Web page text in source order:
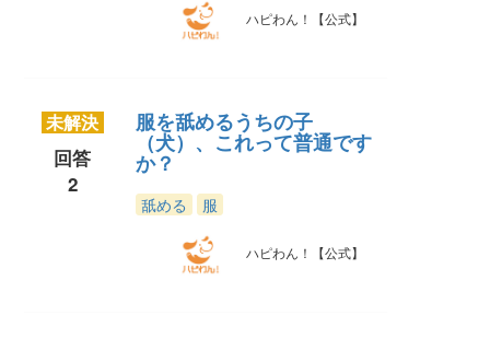
ハピわん！【公式】
未解決
回答
2
服を舐めるうちの子
（犬）、これって普通です
か？
舐める 服
ハピわん！【公式】